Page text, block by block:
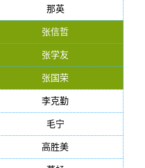
那英
张信哲
张学友
张国荣
李克勤
毛宁
高胜美